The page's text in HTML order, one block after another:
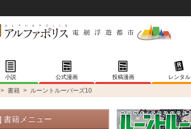
小説 公式漫画 投稿漫画 レンタル
> 書籍 > ルーントルーパーズ10
書籍メニュー